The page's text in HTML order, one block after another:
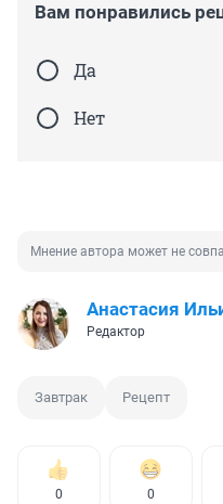
Вам понравились
Да
Нет
Мнение автора может не
Анастасия
Редактор
Завтрак Рецепт
0 0